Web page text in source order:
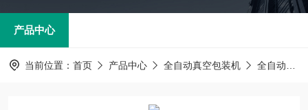
产品中心
当前位置： 首页 产品中心 全自动真空包装机 全自动包装机